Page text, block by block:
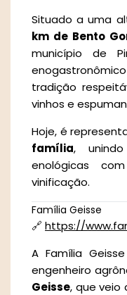
Situado a uma
km de Bento
município de
tradição
vinhos e
Hoje, é
família,
enológicas
vinificação.
Família Geisse
🔗 https://
A Família
engenheiro
Geisse, que veio